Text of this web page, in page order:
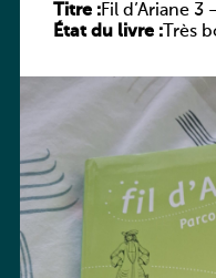
Titre :Fil d’Ariane 3
État du livre :Très